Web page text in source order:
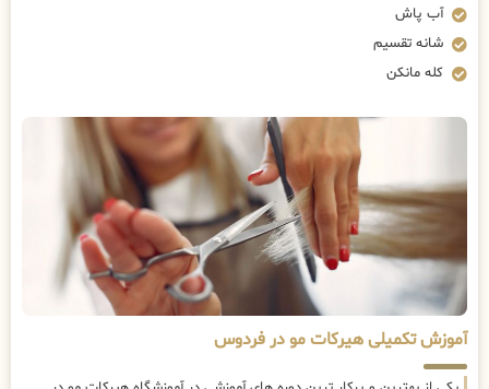
آب پاش
شانه تقسیم
کله مانکن
آموزش تکمیلی هیرکات مو در فردوس